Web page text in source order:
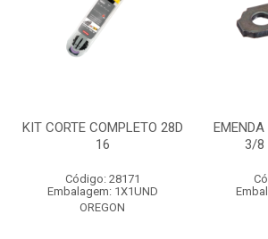
KIT CORTE COMPLETO 28D
16
Código: 28171
Embalagem: 1X1UND
OREGON
3/8